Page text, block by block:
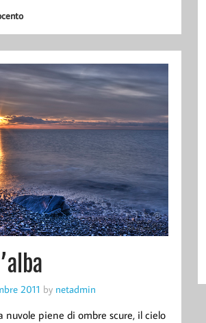
2011 by netadmin
nuvole piene di ombre scure, il cielo